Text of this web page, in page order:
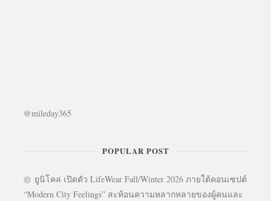
@mileday365
POPULAR POST
ยูนิโคล่ เปิดตัว LifeWear Fall/Winter 2026 ภายใต้คอนเซปต์
“Modern City Feelings” สะท้อนความหลากหลายของผู้คนและ